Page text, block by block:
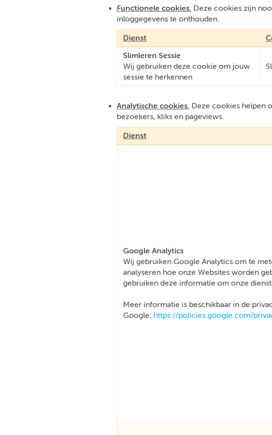
Functionele cookies. Deze cookies zijn
inloggegevens te onthouden.
Dienst
Slimleren Sessie
Wij gebruiken deze cookie om jouw
sessie te herkennen
Analytische cookies. Deze cookies helpen
bezoekers, kliks en pageviews.
Dienst
Google Analytics
Wij gebruiken Google Analytics om te
analyseren hoe onze Websites worden
gebruiken deze informatie om onze
Meer informatie is beschikbaar in de
Google: https://policies.google.com/